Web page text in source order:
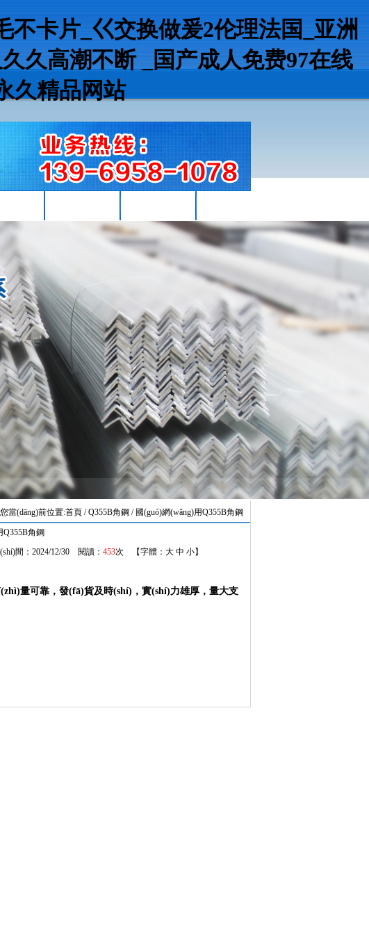
卡片_巜交换做爰2伦理法国_亚洲
久高潮不断 _国产成人免费97在线
久精品网站
您當(dāng)前位置:首頁 / Q355B角鋼 / 國(guó)網(wǎng)用Q355B角鋼
Q355B角鋼
間：2024/12/30 閱讀： 453次 【字體： 大 中 小】
可靠，發(fā)貨及時(shí)，實(shí)力雄厚，量大支